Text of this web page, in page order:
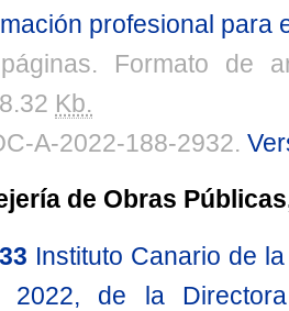
profesional para
Formato de
Kb.
A-2022-188-2932.
de Obras
Instituto Canario de
2022, de la